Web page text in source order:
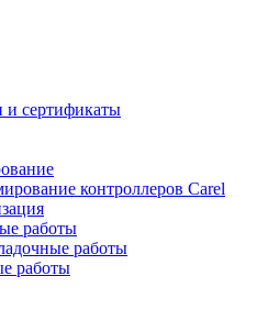
и сертификаты
контроллеров Carel
работы
работы
работы